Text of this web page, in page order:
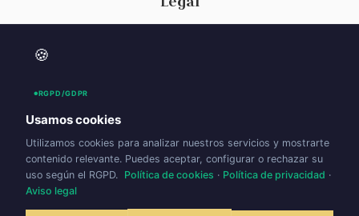
🍪
RGPD/GDPR
Usamos cookies
Utilizamos cookies para analizar nuestros servicios y mostrarte
contenido relevante. Puedes aceptar, configurar o rechazar su
uso según el RGPD. Política de cookies · Política de privacidad ·
Aviso legal